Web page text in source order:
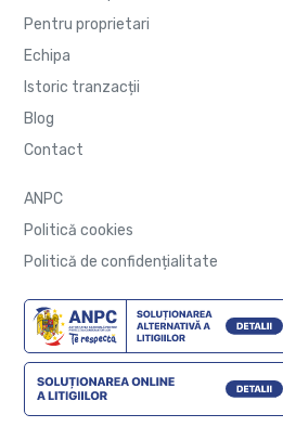
Pentru proprietari
Echipa
Istoric tranzacții
Blog
Contact
ANPC
Politică cookies
Politică de confidențialitate